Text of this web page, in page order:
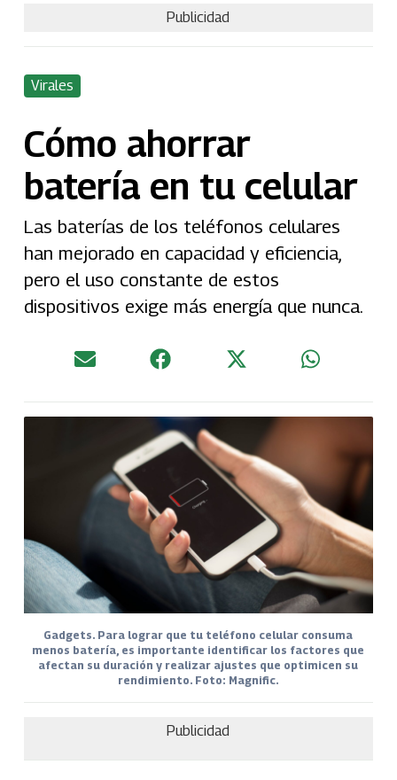
Publicidad
Virales
Cómo ahorrar
batería en tu celular
Las baterías de los teléfonos celulares
han mejorado en capacidad y eficiencia,
pero el uso constante de estos
dispositivos exige más energía que nunca.
Gadgets. Para lograr que tu teléfono celular consuma
menos batería, es importante identificar los factores que
afectan su duración y realizar ajustes que optimicen su
rendimiento. Foto: Magnific.
Publicidad